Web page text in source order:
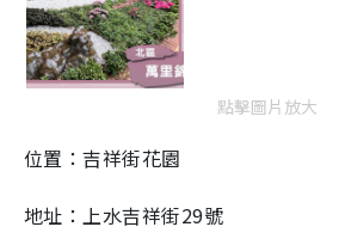
點擊圖片放大
位置：吉祥街花園
地址：上水吉祥街29號